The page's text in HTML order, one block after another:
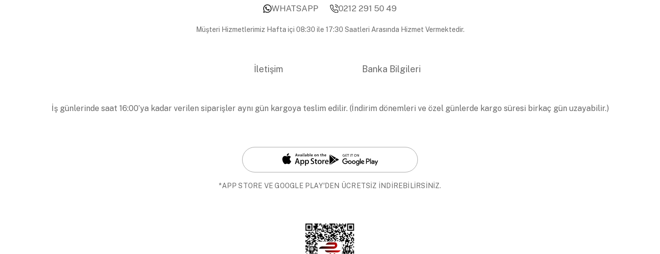
WHATSAPP
0212 291 50 49
Müşteri Hizmetlerimiz Hafta içi 08:30 ile 17:30 Saatleri Arasında Hizmet Vermektedir.
İletişim Banka Bilgileri
İş günlerinde saat 16:00’ya kadar verilen siparişler aynı gün kargoya teslim edilir. (İndirim dönemleri ve özel günlerde kargo süresi birkaç gün uzayabilir.)
*APP STORE VE GOOGLE PLAY'DEN ÜCRETSİZ İNDİREBİLİRSİNİZ.